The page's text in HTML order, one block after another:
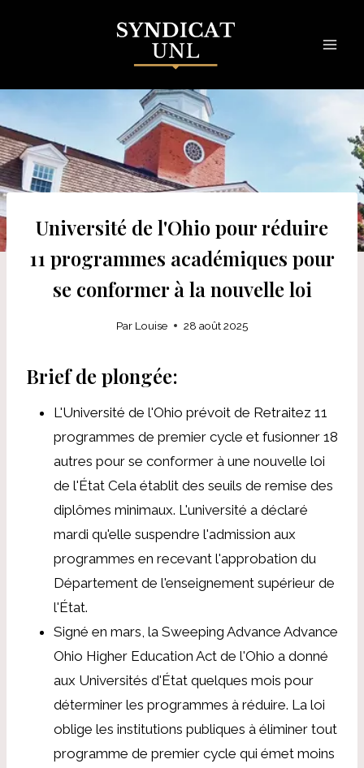
Université de l'Ohio pour réduire
11 programmes académiques pour
se conformer à la nouvelle loi
Par Louise 28 août 2025
Brief de plongée:
L'Université de l'Ohio prévoit de Retraitez 11
programmes de premier cycle et fusionner 18
autres pour se conformer à une nouvelle loi
de l'État Cela établit des seuils de remise des
diplômes minimaux. L'université a déclaré
mardi qu'elle suspendre l'admission aux
programmes en recevant l'approbation du
Département de l'enseignement supérieur de
l'État.
Signé en mars, la Sweeping Advance Advance
Ohio Higher Education Act de l'Ohio a donné
aux Universités d'État quelques mois pour
déterminer les programmes à réduire. La loi
oblige les institutions publiques à éliminer tout
programme de premier cycle qui émet moins